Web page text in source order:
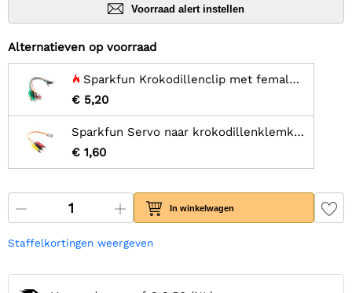
Voorraad alert instellen
Alternatieven op voorraad
Sparkfun Krokodillenclip met female header (10-pack)
€ 5,20
Sparkfun Servo naar krokodillenklemkabel - gehuld
€ 1,60
In winkelwagen
Staffelkortingen weergeven